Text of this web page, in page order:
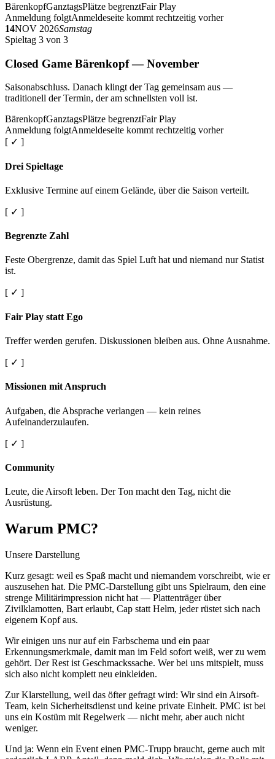
BärenkopfGanztagsPlätze begrenztFair Play
Anmeldung folgtAnmeldeseite kommt rechtzeitig vorher
14NOV 2026Samstag
Spieltag 3 von 3
Closed Game Bärenkopf — November
Saisonabschluss. Danach klingt der Tag gemeinsam aus —
traditionell der Termin, der am schnellsten voll ist.
BärenkopfGanztagsPlätze begrenztFair Play
Anmeldung folgtAnmeldeseite kommt rechtzeitig vorher
[ ✓ ]
Drei Spieltage
Exklusive Termine auf einem Gelände, über die Saison verteilt.
[ ✓ ]
Begrenzte Zahl
Feste Obergrenze, damit das Spiel Luft hat und niemand nur Statist
ist.
[ ✓ ]
Fair Play statt Ego
Treffer werden gerufen. Diskussionen bleiben aus. Ohne Ausnahme.
[ ✓ ]
Missionen mit Anspruch
Aufgaben, die Absprache verlangen — kein reines
Aufeinanderzulaufen.
[ ✓ ]
Community
Leute, die Airsoft leben. Der Ton macht den Tag, nicht die
Ausrüstung.
Warum PMC?
Unsere Darstellung
Kurz gesagt: weil es Spaß macht und niemandem vorschreibt, wie er
auszusehen hat. Die PMC-Darstellung gibt uns Spielraum, den eine
strenge Militärimpression nicht hat — Plattenträger über
Zivilklamotten, Bart erlaubt, Cap statt Helm, jeder rüstet sich nach
eigenem Kopf aus.
Wir einigen uns nur auf ein Farbschema und ein paar
Erkennungsmerkmale, damit man im Feld sofort weiß, wer zu wem
gehört. Der Rest ist Geschmackssache. Wer bei uns mitspielt, muss
sich also nicht komplett neu einkleiden.
Zur Klarstellung, weil das öfter gefragt wird: Wir sind ein Airsoft-
Team, kein Sicherheitsdienst und keine private Einheit. PMC ist bei
uns ein Kostüm mit Regelwerk — nicht mehr, aber auch nicht
weniger.
Und ja: Wenn ein Event einen PMC-Trupp braucht, gerne auch mit